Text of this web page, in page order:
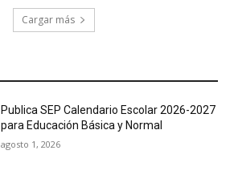
Cargar más
Publica SEP Calendario Escolar 2026-2027
para Educación Básica y Normal
agosto 1, 2026